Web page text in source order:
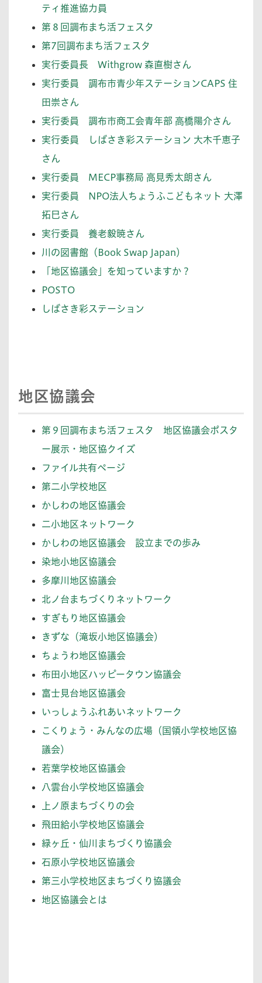
ティ推進協力員
第８回調布まち活フェスタ
第7回調布まち活フェスタ
実行委員長 Withgrow 森直樹さん
実行委員 調布市青少年ステーションCAPS 住
田崇さん
実行委員 調布市商工会青年部 高橋陽介さん
実行委員 しばさき彩ステーション 大木千恵子
さん
実行委員 MECP事務局 高見秀太朗さん
実行委員 NPO法人ちょうふこどもネット 大澤
拓巳さん
実行委員 養老毅暁さん
川の図書館（Book Swap Japan）
「地区協議会」を知っていますか？
POSTO
しばさき彩ステーション
地区協議会
第９回調布まち活フェスタ 地区協議会ポスタ
ー展示・地区協クイズ
ファイル共有ページ
第二小学校地区
かしわの地区協議会
二小地区ネットワーク
かしわの地区協議会 設立までの歩み
染地小地区協議会
多摩川地区協議会
北ノ台まちづくりネットワーク
すぎもり地区協議会
きずな（滝坂小地区協議会）
ちょうわ地区協議会
布田小地区ハッピータウン協議会
富士見台地区協議会
いっしょうふれあいネットワーク
こくりょう・みんなの広場（国領小学校地区協
議会）
若葉学校地区協議会
八雲台小学校地区協議会
上ノ原まちづくりの会
飛田給小学校地区協議会
緑ヶ丘・仙川まちづくり協議会
石原小学校地区協議会
第三小学校地区まちづくり協議会
地区協議会とは